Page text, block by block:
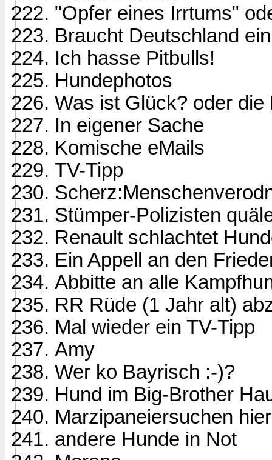
"Opfer eines Irrtums"
Braucht Deutschland
Ich hasse Pitbulls!
Hundephotos
Was ist Glück? oder die
In eigener Sache
Komische eMails
TV-Tipp
Stümper-Polizisten
Renault schlachtet
Ein Appell an den
Abbitte an alle
RR Rüde (1 Jahr alt)
Mal wieder ein TV-Tipp
Amy
Wer ko Bayrisch :-)?
Hund im Big-Brother
Marzipaneiersuchen
andere Hunde in Not